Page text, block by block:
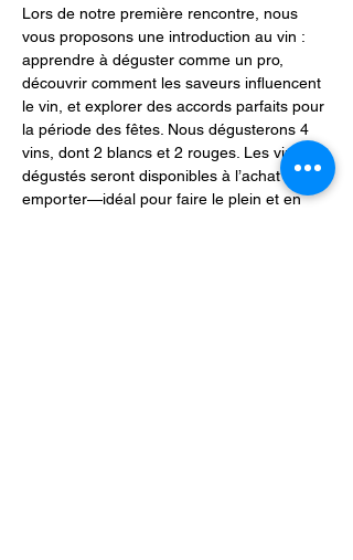
Lors de notre première rencontre, nous
vous proposons une introduction au vin :
apprendre à déguster comme un pro,
découvrir comment les saveurs influencent
le vin, et explorer des accords parfaits pour
la période des fêtes. Nous dégusterons 4
vins, dont 2 blancs et 2 rouges. Les vins
dégustés seront disponibles à l’achat à prix
emporter—idéal pour faire le plein et en